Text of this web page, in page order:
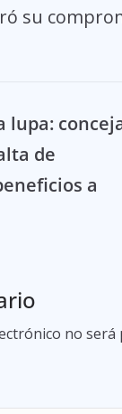
su
lupa:
de
a
no será